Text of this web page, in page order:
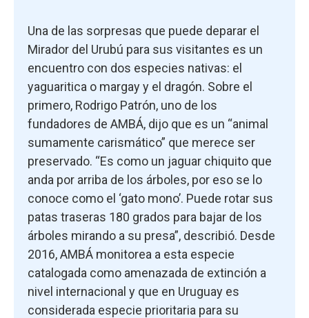
Una de las sorpresas que puede deparar el
Mirador del Urubú para sus visitantes es un
encuentro con dos especies nativas: el
yaguaritica o margay y el dragón. Sobre el
primero, Rodrigo Patrón, uno de los
fundadores de AMBÁ, dijo que es un “animal
sumamente carismático” que merece ser
preservado. “Es como un jaguar chiquito que
anda por arriba de los árboles, por eso se lo
conoce como el ‘gato mono’. Puede rotar sus
patas traseras 180 grados para bajar de los
árboles mirando a su presa”, describió. Desde
2016, AMBÁ monitorea a esta especie
catalogada como amenazada de extinción a
nivel internacional y que en Uruguay es
considerada especie prioritaria para su